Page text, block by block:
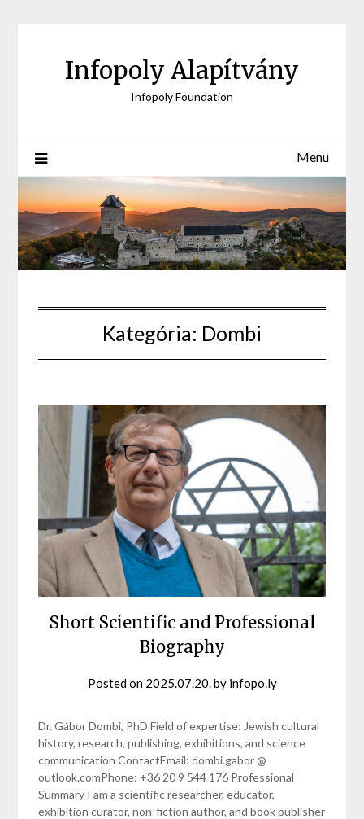
Infopoly Alapítvány
Infopoly Foundation
Menu
Kategória: Dombi
Short Scientific and Professional
Biography
Posted on 2025.07.20.by infopo.ly
Dr. Gábor Dombi, PhD Field of expertise: Jewish cultural
history, research, publishing, exhibitions, and science
communication ContactEmail: dombi.gabor @
outlook.comPhone: +36 20 9 544 176 Professional
Summary I am a scientific researcher, educator,
exhibition curator, non-fiction author, and book publisher